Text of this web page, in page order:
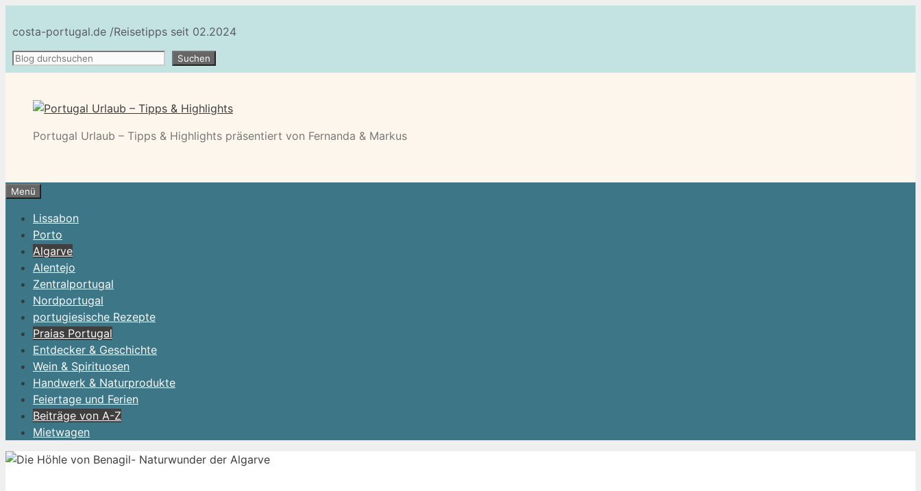
Inhalt
costa-portugal.de /Reisetipps seit 02.2024
Suchen
Suchen
Portugal Urlaub – Tipps & Highlights präsentiert von Fernanda & Markus
Menü
Lissabon
Porto
Algarve
Alentejo
Zentralportugal
Nordportugal
portugiesische Rezepte
Praias Portugal
Entdecker & Geschichte
Wein & Spirituosen
Handwerk & Naturprodukte
Feiertage und Ferien
Beiträge von A-Z
Mietwagen